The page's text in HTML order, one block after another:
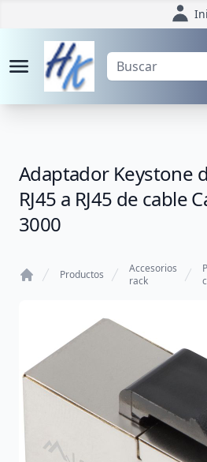
Adaptador Keystone
RJ45 a RJ45 de cable
3000
Productos
Accesorios
rack